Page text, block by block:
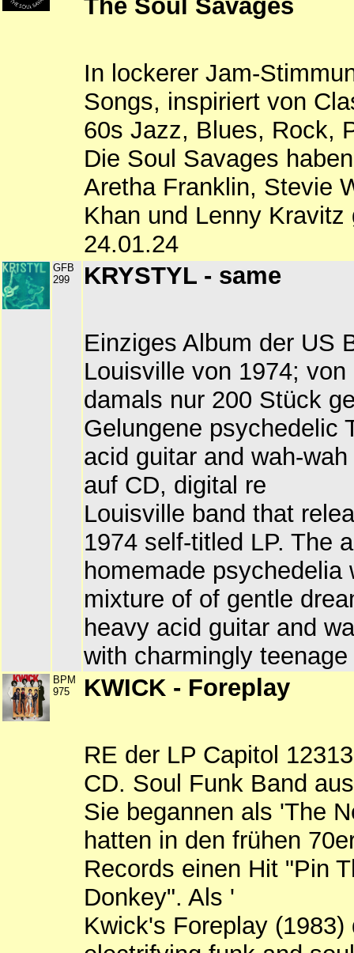
The Soul Savages
In lockerer Jam-
Songs, inspiriert von
60s Jazz, Blues, Rock,
Die Soul Savages
Aretha Franklin, Stevie
Khan und Lenny Kravitz
24.01.24
GFB
299
KRYSTYL - same
Einziges Album der US
Louisville von 1974;
damals nur 200 Stück
Gelungene psychedelic
acid guitar and wah-
auf CD, digital re
Louisville band that
1974 self-titled LP. The
homemade psychedelia
mixture of of gentle
heavy acid guitar and
with charmingly
BPM
975
KWICK - Foreplay
RE der LP Capitol
CD. Soul Funk Band
Sie begannen als 'The
hatten in den frühen
Records einen Hit "Pin
Donkey". Als '
Kwick's Foreplay